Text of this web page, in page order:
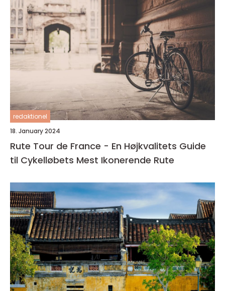
redaktionel
18. January 2024
Rute Tour de France - En Højkvalitets Guide
til Cykelløbets Mest Ikonerende Rute